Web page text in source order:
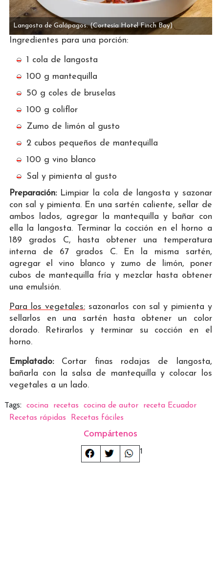
Langosta de Galápagos. (Cortesía Hotel Finch Bay)
Ingredientes para una porción:
1 cola de langosta
100 g mantequilla
50 g coles de bruselas
100 g coliflor
Zumo de limón al gusto
2 cubos pequeños de mantequilla
100 g vino blanco
Sal y pimienta al gusto
Preparación:Limpiar la cola de langosta y sazonar
con sal y pimienta. En una sartén caliente, sellar de
ambos lados, agregar la mantequilla y bañar con
ella la langosta. Terminar la cocción en el horno a
189 grados C, hasta obtener una temperatura
interna de 67 grados C. En la misma sartén,
agregar el vino blanco y zumo de limón, poner
cubos de mantequilla fría y mezclar hasta obtener
una emulsión.
Para los vegetales:sazonarlos con sal y pimienta y
sellarlos en una sartén hasta obtener un color
dorado. Retirarlos y terminar su cocción en el
horno.
Emplatado:Cortar finas rodajas de langosta,
bañarla con la salsa de mantequilla y colocar los
vegetales a un lado.
Tags: cocina recetas cocina de autor
receta Ecuador
Recetas rápidas
Recetas fáciles
Compártenos
1